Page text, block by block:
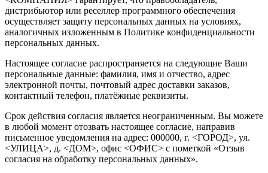
дистрибьютор или реселлер программного обеспечения
осуществляет защиту персональных данных на условиях,
аналогичных изложенным в Политике конфиденциальности
персональных данных.
Настоящее согласие распространяется на следующие Ваши
персональные данные: фамилия, имя и отчество, адрес
электронной почты, почтовый адрес доставки заказов,
контактный телефон, платёжные реквизиты.
Срок действия согласия является неограниченным. Вы можете
в любой момент отозвать настоящее согласие, направив
письменное уведомления на адрес: 000000, г. <ГОРОД>, ул.
<УЛИЦА>, д. <ДОМ>, офис <ОФИС> с пометкой «Отзыв
согласия на обработку персональных данных».